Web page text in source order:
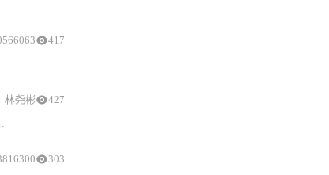
417
林尧彬 427
303